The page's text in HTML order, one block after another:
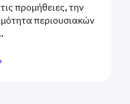
προμήθειες, την
περιουσιακών